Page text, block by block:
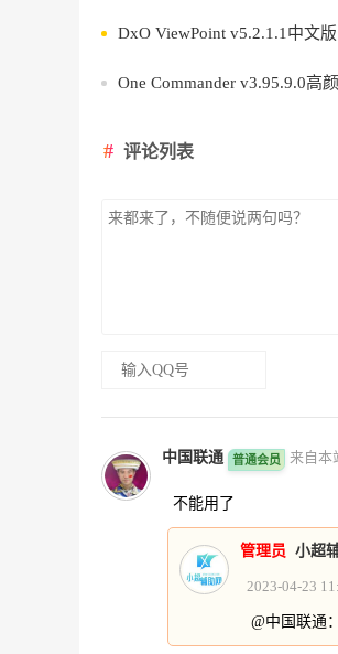
DxO ViewPoint v5.2.1.1中文版
One Commander v3.95.9.0高颜值文件管理器
评论列表
中国联通 普通会员 来自本
不能用了
管理员 小超
2023-04-23
@中国联通